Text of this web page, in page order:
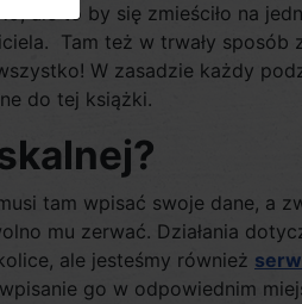
ale to by się zmieściło na
Tam też w trwały
W zasadzie każdy
do tej książki.
tam wpisać swoje dane, a
mu zerwać. Działania
ale jesteśmy również
go w odpowiednim